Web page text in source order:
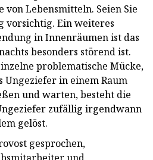
von Lebensmitteln. Seien Sie
vorsichtig. Ein weiteres
in Innenräumen ist das
besonders störend ist.
problematische Mücke,
Ungeziefer in einem Raum
und warten, besteht die
zufällig irgendwann
gelöst.
gesprochen,